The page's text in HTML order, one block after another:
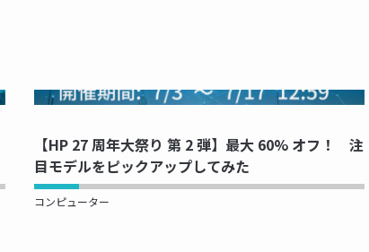
NOW PRINTING...
【HP 27 周年大祭り 第 2 弾】最大 60% オフ！ 注
目モデルをピックアップしてみた
コンピューター